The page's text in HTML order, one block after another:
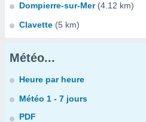
Dompierre-sur-Mer (4.12 km)
Clavette (5 km)
Météo...
Heure par heure
Météo 1 - 7 jours
PDF